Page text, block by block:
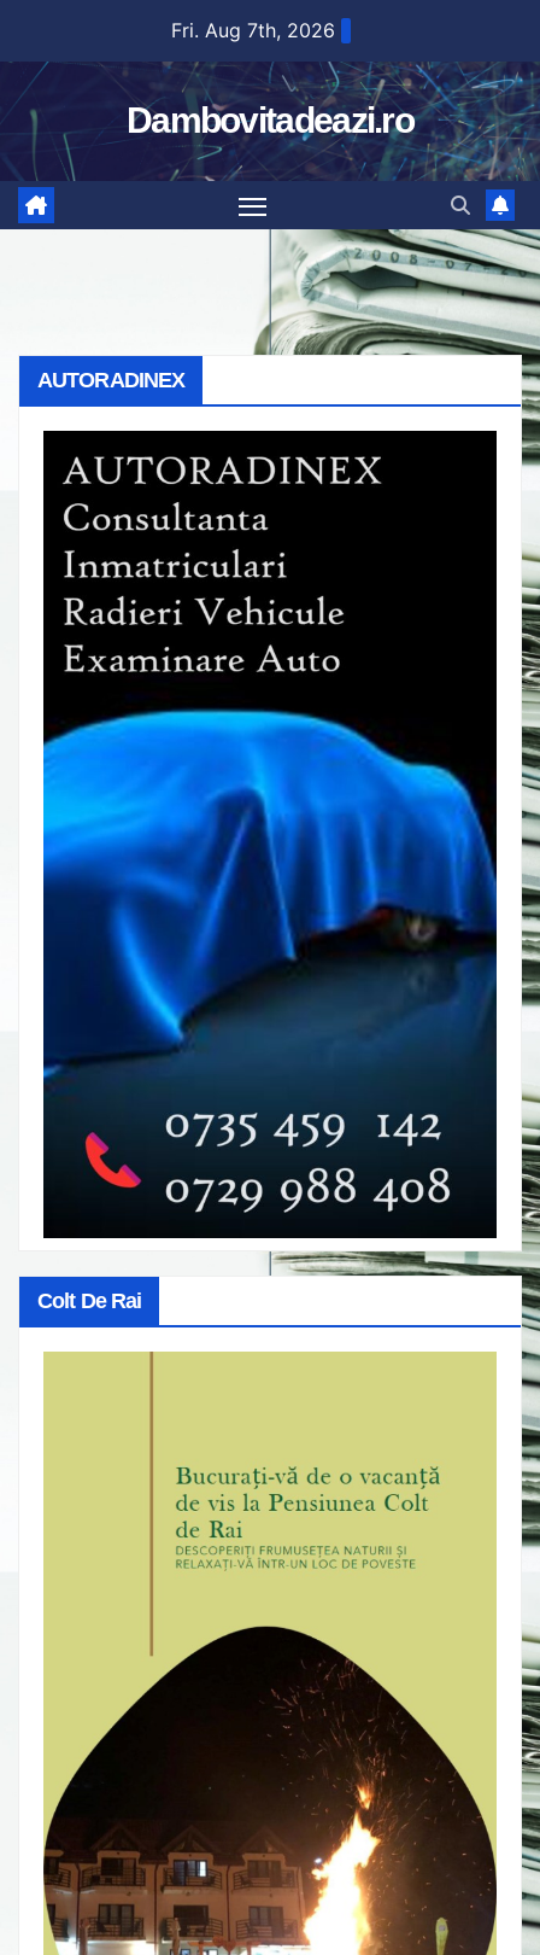
content
Fri. Aug 7th, 2026
Dambovitadeazi.ro
AUTORADINEX
Colt De Rai